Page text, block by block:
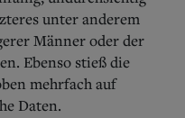
unter anderem
Männer oder der
Ebenso stieß die
mehrfach auf
Daten.